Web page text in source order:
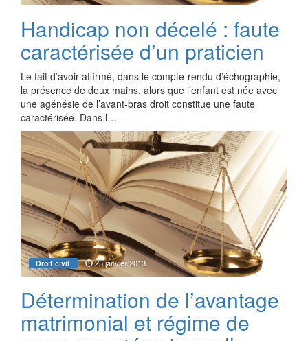
Handicap non décelé : faute
caractérisée d’un praticien
Le fait d’avoir affirmé, dans le compte-rendu d’échographie,
la présence de deux mains, alors que l’enfant est née avec
une agénésie de l’avant-bras droit constitue une faute
caractérisée. Dans l…
Droit civil 25 janvier 2013
Détermination de l’avantage
matrimonial et régime de